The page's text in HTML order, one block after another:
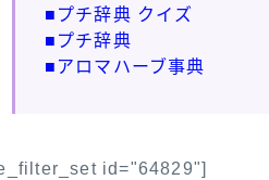
■プチ辞典 クイズ
■プチ辞典
■アロマハーブ事典
id="64829"]